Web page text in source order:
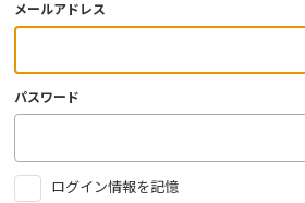
メールアドレス
パスワード
ログイン情報を記憶